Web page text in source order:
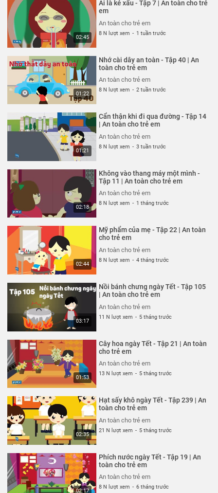
03:42
An toàn cho trẻ em
26 N lượt xem
03:35
An toàn cho trẻ em
26 N lượt xem
02:48
322 | An toàn cho trẻ em
An toàn cho trẻ em
26 N lượt xem
02:51
An toàn cho trẻ em
26 N lượt xem
03:58
toàn cho trẻ em
An toàn cho trẻ em
26 N lượt xem
03:04
An toàn cho trẻ em
26 N lượt xem
03:57
An toàn cho trẻ em
26 N lượt xem
02:40
An toàn cho trẻ em
26 N lượt xem
02:57
An toàn cho trẻ em
26 N lượt xem
02:45
Ai là kẻ xấu - Tập 7 | An toàn cho trẻ
em
An toàn cho trẻ em
8 N lượt xem - 1 tuần trước
01:22
Nhớ cài dây an toàn - Tập 40 | An
toàn cho trẻ em
An toàn cho trẻ em
8 N lượt xem - 2 tuần trước
01:21
Cẩn thận khi đi qua đường - Tập 14
| An toàn cho trẻ em
An toàn cho trẻ em
8 N lượt xem - 3 tuần trước
02:18
Không vào thang máy một mình -
Tập 11 | An toàn cho trẻ em
An toàn cho trẻ em
8 N lượt xem - 1 tháng trước
02:44
Mỹ phẩm của mẹ - Tập 22 | An toàn
cho trẻ em
An toàn cho trẻ em
8 N lượt xem - 4 tháng trước
03:17
Nồi bánh chưng ngày Tết - Tập 105
| An toàn cho trẻ em
An toàn cho trẻ em
11 N lượt xem - 5 tháng trước
01:53
Cây hoa ngày Tết - Tập 21 | An toàn
cho trẻ em
An toàn cho trẻ em
13 N lượt xem - 5 tháng trước
02:35
Hạt sấy khô ngày Tết - Tập 239 | An
toàn cho trẻ em
An toàn cho trẻ em
21 N lượt xem - 5 tháng trước
02:17
Phích nước ngày Tết - Tập 19 | An
toàn cho trẻ em
An toàn cho trẻ em
8 N lượt xem - 6 tháng trước